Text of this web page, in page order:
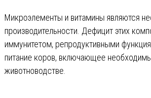
Микроэлементы и витамины являются
производительности. Дефицит этих
иммунитетом, репродуктивными
питание коров, включающее
животноводстве.